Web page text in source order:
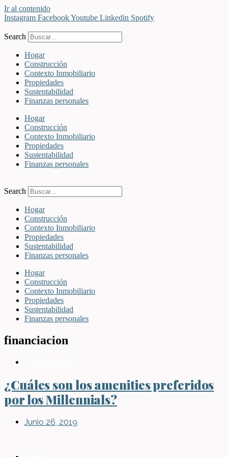
Ir al contenido
Instagram FacebookYoutube Linkedin Spotify
Search
Hogar
Construcción
Contexto Inmobiliario
Propiedades
Sustentabilidad
Finanzas personales
Hogar
Construcción
Contexto Inmobiliario
Propiedades
Sustentabilidad
Finanzas personales
Search
Hogar
Construcción
Contexto Inmobiliario
Propiedades
Sustentabilidad
Finanzas personales
Hogar
Construcción
Contexto Inmobiliario
Propiedades
Sustentabilidad
Finanzas personales
financiacion
¿Cuáles son los amenities preferidos
por los Millennials?
Junio 26, 2019